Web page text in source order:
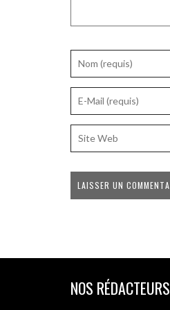
NOS RÉDACTEURS